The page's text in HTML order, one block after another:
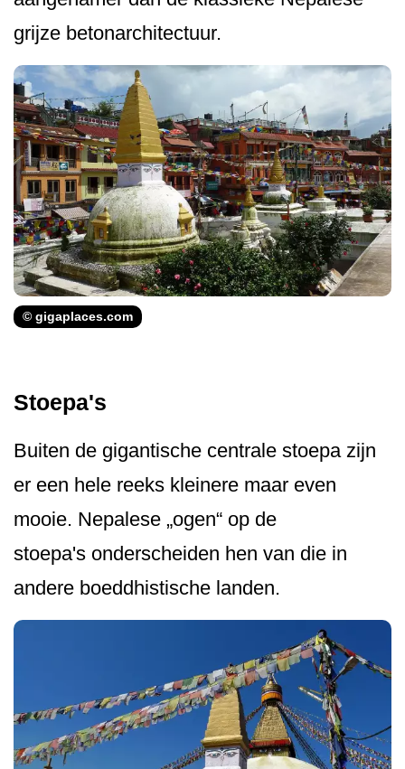
grijze betonarchitectuur.
© gigaplaces.com
Stoepa's
Buiten de gigantische centrale stoepa zijn
er een hele reeks kleinere maar even
mooie. Nepalese „ogen“ op de
stoepa's onder­scheiden hen van die in
andere boeddhistische landen.